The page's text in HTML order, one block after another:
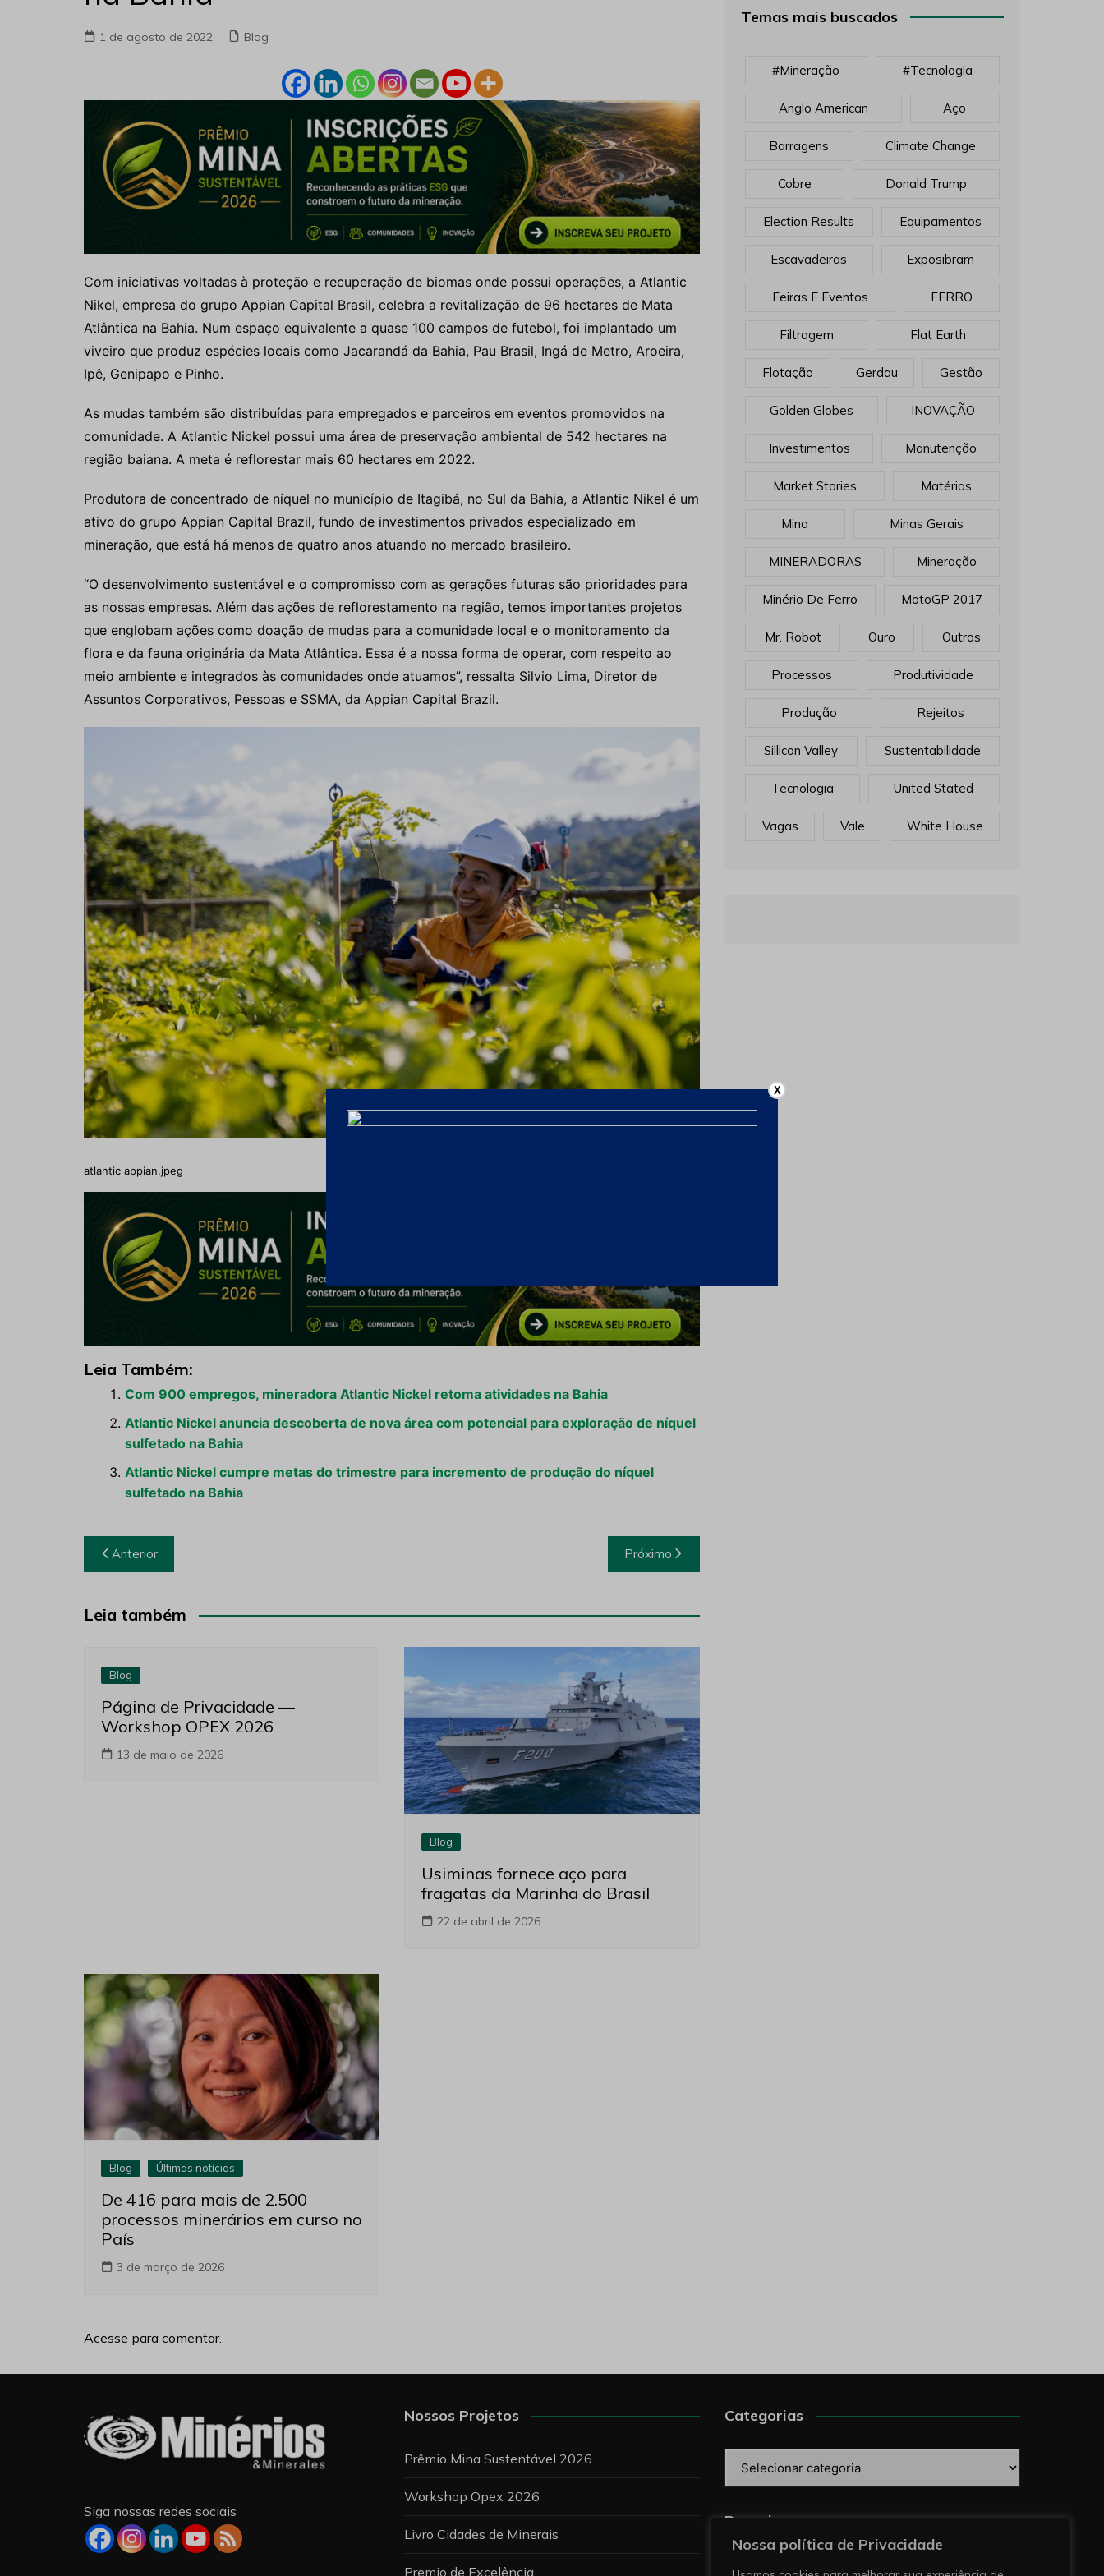
Nossa política de Privacidade
1 de agosto de 2022 Blog
Com iniciativas voltadas à proteção e recuperação de biomas onde possui operações, a Atlantic
Nikel, empresa do grupo Appian Capital Brasil, celebra a revitalização de 96 hectares de Mata
Atlântica na Bahia. Num espaço equivalente a quase 100 campos de futebol, foi implantado um
viveiro que produz espécies locais como Jacarandá da Bahia, Pau Brasil, Ingá de Metro, Aroeira,
Ipê, Genipapo e Pinho.
As mudas também são distribuídas para empregados e parceiros em eventos promovidos na
comunidade. A Atlantic Nickel possui uma área de preservação ambiental de 542 hectares na
região baiana. A meta é reflorestar mais 60 hectares em 2022.
Produtora de concentrado de níquel no município de Itagibá, no Sul da Bahia, a Atlantic Nikel é um
ativo do grupo Appian Capital Brazil, fundo de investimentos privados especializado em
mineração, que está há menos de quatro anos atuando no mercado brasileiro.
“O desenvolvimento sustentável e o compromisso com as gerações futuras são prioridades para
as nossas empresas. Além das ações de reflorestamento na região, temos importantes projetos
que englobam ações como doação de mudas para a comunidade local e o monitoramento da
flora e da fauna originária da Mata Atlântica. Essa é a nossa forma de operar, com respeito ao
meio ambiente e integrados às comunidades onde atuamos”, ressalta Silvio Lima, Diretor de
Assuntos Corporativos, Pessoas e SSMA, da Appian Capital Brazil.
atlantic appian.jpeg
Leia Também:
Com 900 empregos, mineradora Atlantic Nickel retoma atividades na Bahia
Atlantic Nickel anuncia descoberta de nova área com potencial para exploração de níquel
sulfetado na Bahia
Atlantic Nickel cumpre metas do trimestre para incremento de produção do níquel
sulfetado na Bahia
Navegação
de
Post
Anterior Próximo
Leia também
Blog
Página de Privacidade —
Workshop OPEX 2026
13 de maio de 2026
Blog
Usiminas fornece aço para
fragatas da Marinha do Brasil
22 de abril de 2026
Blog Últimas notícias
De 416 para mais de 2.500
processos minerários em curso no
País
3 de março de 2026
Acesse para comentar.
Temas mais buscados
#mineração #tecnologia
Anglo American Aço
Barragens Climate Change
Cobre Donald Trump
Election Results Equipamentos
Escavadeiras Exposibram
Feiras E Eventos FERRO
Filtragem Flat Earth
Flotação Gerdau Gestão
Golden Globes INOVAÇÃO
Investimentos Manutenção
Market Stories Matérias
Mina Minas Gerais
MINERADORAS Mineração
Minério De Ferro MotoGP 2017
Mr. Robot Ouro Outros
Processos Produtividade
Produção Rejeitos
Sillicon Valley Sustentabilidade
Tecnologia United Stated
Vagas Vale White House
Siga nossas redes sociais
Nossos Projetos
Prêmio Mina Sustentável 2026
Workshop Opex 2026
Livro Cidades de Minerais
Premio de Excelência
Categorias
Pesquise
X